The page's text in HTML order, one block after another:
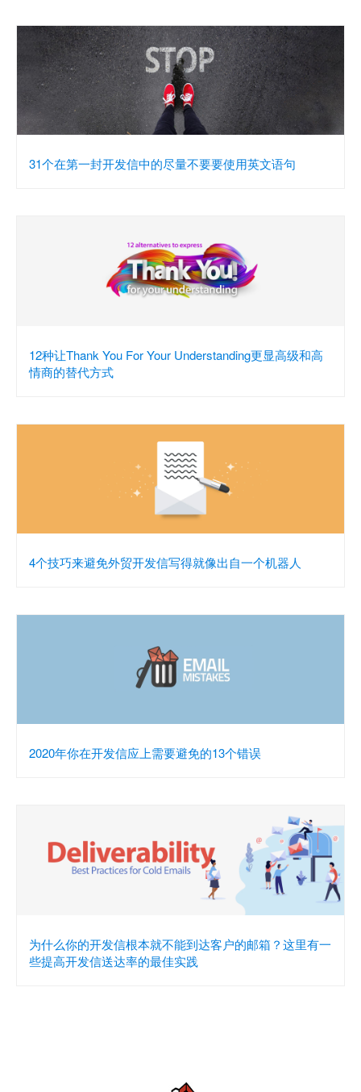
31个在第一封开发信中的尽量不要要使用英文语句
12种让Thank You For Your Understanding更显高级和高
情商的替代方式
4个技巧来避免外贸开发信写得就像出自一个机器人
2020年你在开发信应上需要避免的13个错误
为什么你的开发信根本就不能到达客户的邮箱？这里有一
些提高开发信送达率的最佳实践